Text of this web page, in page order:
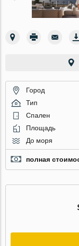
Город
Тип
Спален
Площадь
До моря
полная